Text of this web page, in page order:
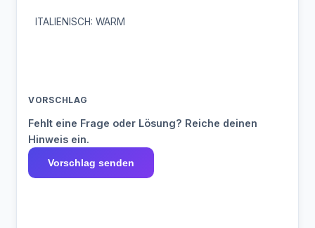
ITALIENISCH: WARM
VORSCHLAG
Fehlt eine Frage oder Lösung? Reiche deinen
Hinweis ein.
Vorschlag senden